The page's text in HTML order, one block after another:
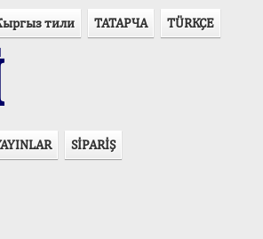
тили ТАТАРЧА TÜRKÇE
SİPARİŞ